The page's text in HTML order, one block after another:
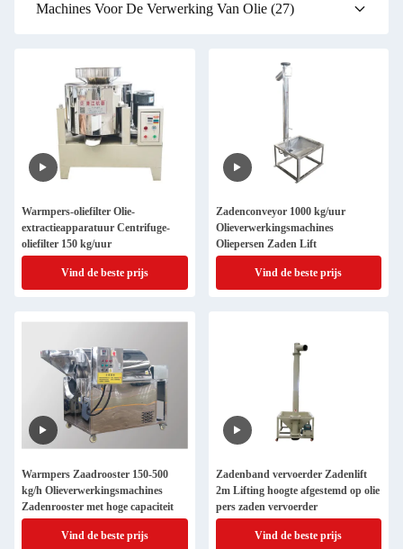
Machines Voor De Verwerking Van Olie (27)
Warmpers-oliefilter Olie-
extractieapparatuur Centrifuge-
oliefilter 150 kg/uur
Vind de beste prijs
Zadenconveyor 1000 kg/uur
Olieverwerkingsmachines
Oliepersen Zaden Lift
Vind de beste prijs
Warmpers Zaadrooster 150-500
kg/h Olieverwerkingsmachines
Zadenrooster met hoge capaciteit
Vind de beste prijs
Zadenband vervoerder Zadenlift
2m Lifting hoogte afgestemd op olie
pers zaden vervoerder
Vind de beste prijs